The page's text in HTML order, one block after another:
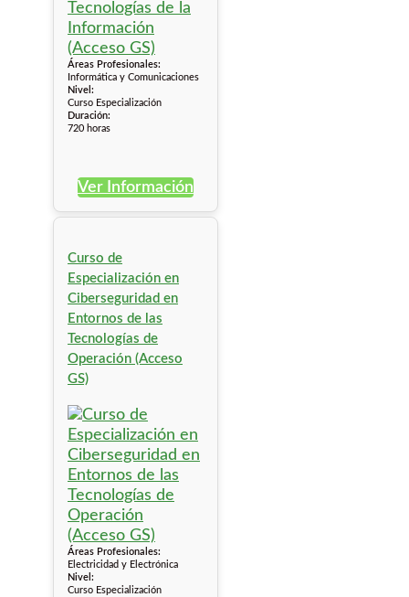
Áreas Profesionales:
Informática y Comunicaciones
Nivel:
Curso Especialización
Duración:
720 horas
Ver Información
Curso de
Especialización en
Ciberseguridad en
Entornos de las
Tecnologías de
Operación (Acceso
GS)
Áreas Profesionales:
Electricidad y Electrónica
Nivel:
Curso Especialización